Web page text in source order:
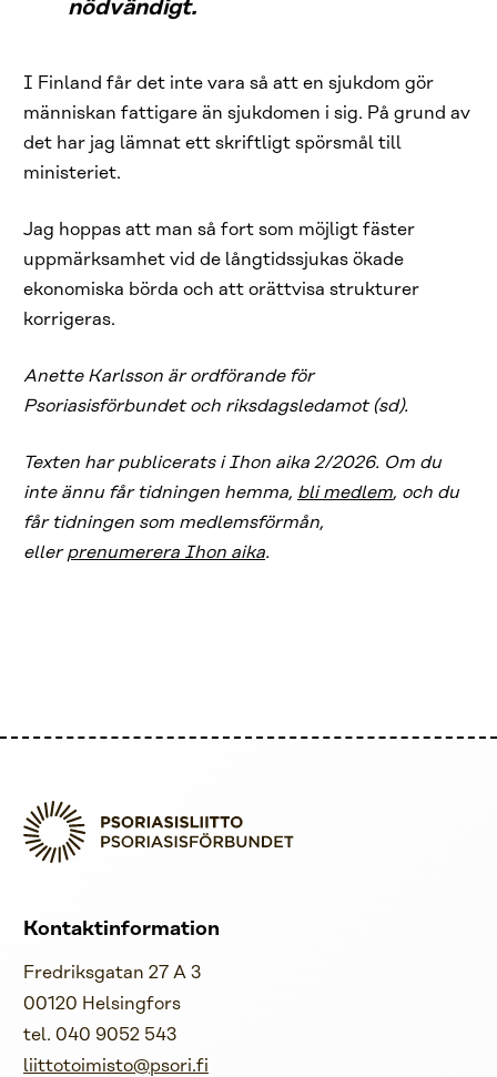
nödvändigt.
I Finland får det inte vara så att en sjukdom gör
människan fattigare än sjukdomen i sig. På grund av
det har jag lämnat ett skriftligt spörsmål till
ministeriet.
Jag hoppas att man så fort som möjligt fäster
uppmärksamhet vid de långtidssjukas ökade
ekonomiska börda och att orättvisa strukturer
korrigeras.
Anette Karlsson är ordförande för
Psoriasisförbundet och riksdagsledamot (sd).
Texten har publicerats i Ihon aika 2/2026. Om du
inte ännu får tidningen hemma, bli medlem, och du
får tidningen som medlemsförmån,
ellerprenumerera Ihon aika.
Kontaktinformation
Fredriksgatan 27 A 3
00120 Helsingfors
tel. 040 9052 543
liittotoimisto@psori.fi